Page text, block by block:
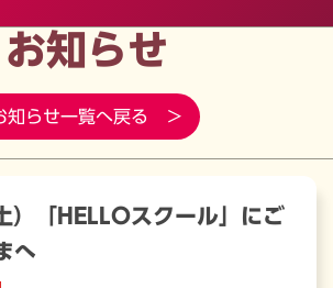
お知らせ
知らせ一覧へ戻る ＞
）「HELLOスクール」にご
へ